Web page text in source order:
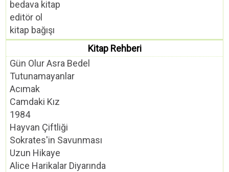
bedava kitap
editör ol
kitap bağışı
Kitap Rehberi
Gün Olur Asra Bedel
Tutunamayanlar
Acımak
Camdaki Kız
1984
Hayvan Çiftliği
Sokrates'in Savunması
Uzun Hikaye
Alice Harikalar Diyarında